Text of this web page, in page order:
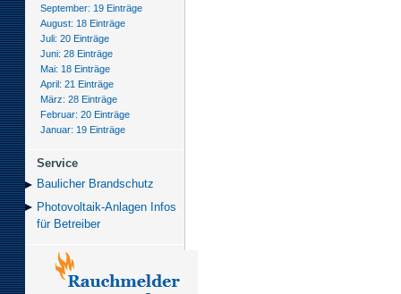
September: 19 Einträge
August: 18 Einträge
Juli: 20 Einträge
Juni: 28 Einträge
Mai: 18 Einträge
April: 21 Einträge
März: 28 Einträge
Februar: 20 Einträge
Januar: 19 Einträge
Service
Baulicher Brand­schutz
Photovoltaik-Anlagen Infos
für Betreiber